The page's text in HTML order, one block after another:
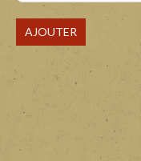
AJOUTER